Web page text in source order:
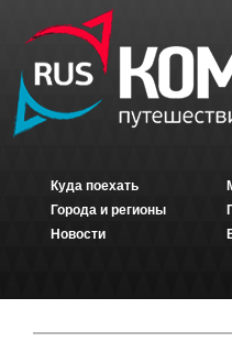
Куда поехать
Города и регионы
Новости